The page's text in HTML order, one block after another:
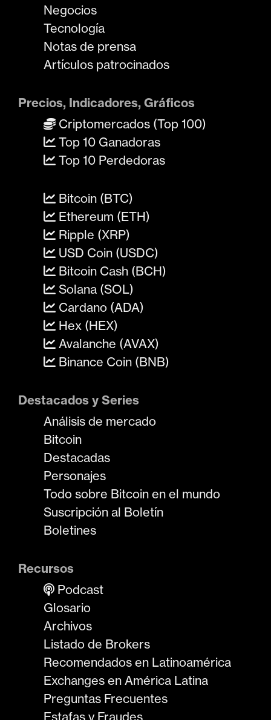
Negocios
Tecnología
Notas de prensa
Artículos patrocinados
Precios, Indicadores, Gráficos
Criptomercados (Top 100)
Top 10 Ganadoras
Top 10 Perdedoras
Bitcoin (BTC)
Ethereum (ETH)
Ripple (XRP)
USD Coin (USDC)
Bitcoin Cash (BCH)
Solana (SOL)
Cardano (ADA)
Hex (HEX)
Avalanche (AVAX)
Binance Coin (BNB)
Destacados y Series
Análisis de mercado
Bitcoin
Destacadas
Personajes
Todo sobre Bitcoin en el mundo
Suscripción al Boletín
Boletines
Recursos
Podcast
Glosario
Archivos
Listado de Brokers
Recomendados en Latinoamérica
Exchanges en América Latina
Preguntas Frecuentes
Estafas y Fraudes